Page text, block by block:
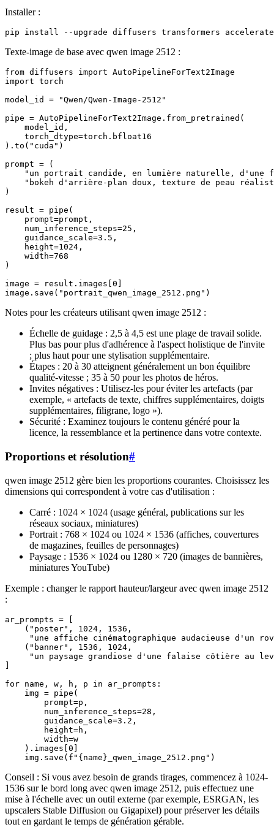
Installer :
Texte-image de base avec qwen image 2512 :
from diffusers import AutoPipelineForText2Image
import torch
model_id = "Qwen/Qwen-Image-2512"
pipe = AutoPipelineForText2Image.from_pretrained(
    model_id,
    torch_dtype=torch.bfloat16
).to("cuda")
prompt = (
"un portrait candide, en lumière naturelle, d'une
"bokeh d'arrière-plan doux, texture de peau
)
result = pipe(
    prompt=prompt,
    num_inference_steps=25,
    guidance_scale=3.5,
    height=1024,
    width=768
)
image = result.images[0]
Notes pour les créateurs utilisant qwen image 2512 :
Échelle de guidage : 2,5 à 4,5 est une plage de travail solide.
Plus bas pour plus d'adhérence à l'aspect holistique de l'invite
; plus haut pour une stylisation supplémentaire.
Étapes : 20 à 30 atteignent généralement un bon équilibre
qualité-vitesse ; 35 à 50 pour les photos de héros.
Invites négatives : Utilisez-les pour éviter les artefacts (par
exemple, « artefacts de texte, chiffres supplémentaires, doigts
supplémentaires, filigrane, logo »).
Sécurité : Examinez toujours le contenu généré pour la
licence, la ressemblance et la pertinence dans votre contexte.
Proportions et résolution#
qwen image 2512 gère bien les proportions courantes. Choisissez les
dimensions qui correspondent à votre cas d'utilisation :
Carré : 1024 × 1024 (usage général, publications sur les
réseaux sociaux, miniatures)
Portrait : 768 × 1024 ou 1024 × 1536 (affiches, couvertures
de magazines, feuilles de personnages)
Paysage : 1536 × 1024 ou 1280 × 720 (images de bannières,
miniatures YouTube)
Exemple : changer le rapport hauteur/largeur avec qwen image 2512
:
ar_prompts = [
    ("poster", 1024, 1536,
"une affiche cinématographique audacieuse d'un
    ("banner", 1536, 1024,
"un paysage grandiose d'une falaise côtière au
]
for name, w, h, p in ar_prompts:
    img = pipe(
        prompt=p,
        num_inference_steps=28,
        guidance_scale=3.2,
        height=h,
        width=w
    ).images[0]
Conseil : Si vous avez besoin de grands tirages, commencez à 1024-
1536 sur le bord long avec qwen image 2512, puis effectuez une
mise à l'échelle avec un outil externe (par exemple, ESRGAN, les
upscalers Stable Diffusion ou Gigapixel) pour préserver les détails
tout en gardant le temps de génération gérable.